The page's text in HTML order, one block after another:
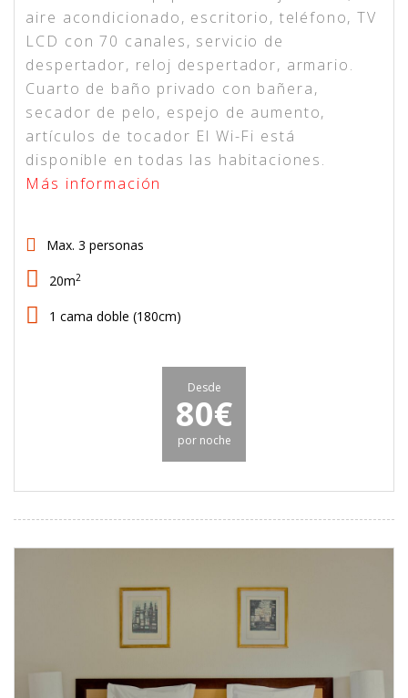
aire acondicionado, escritorio, teléfono, TV
LCD con 70 canales, servicio de
despertador, reloj despertador, armario.
Cuarto de baño privado con bañera,
secador de pelo, espejo de aumento,
artículos de tocador El Wi-Fi está
disponible en todas las habitaciones.
Más información
Max. 3 personas
20m2
1 cama doble (180cm)
Desde
80€
por noche